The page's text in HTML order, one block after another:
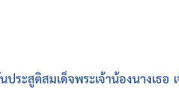
ะสูติสมเด็จพระเจ้าน้องนางเ